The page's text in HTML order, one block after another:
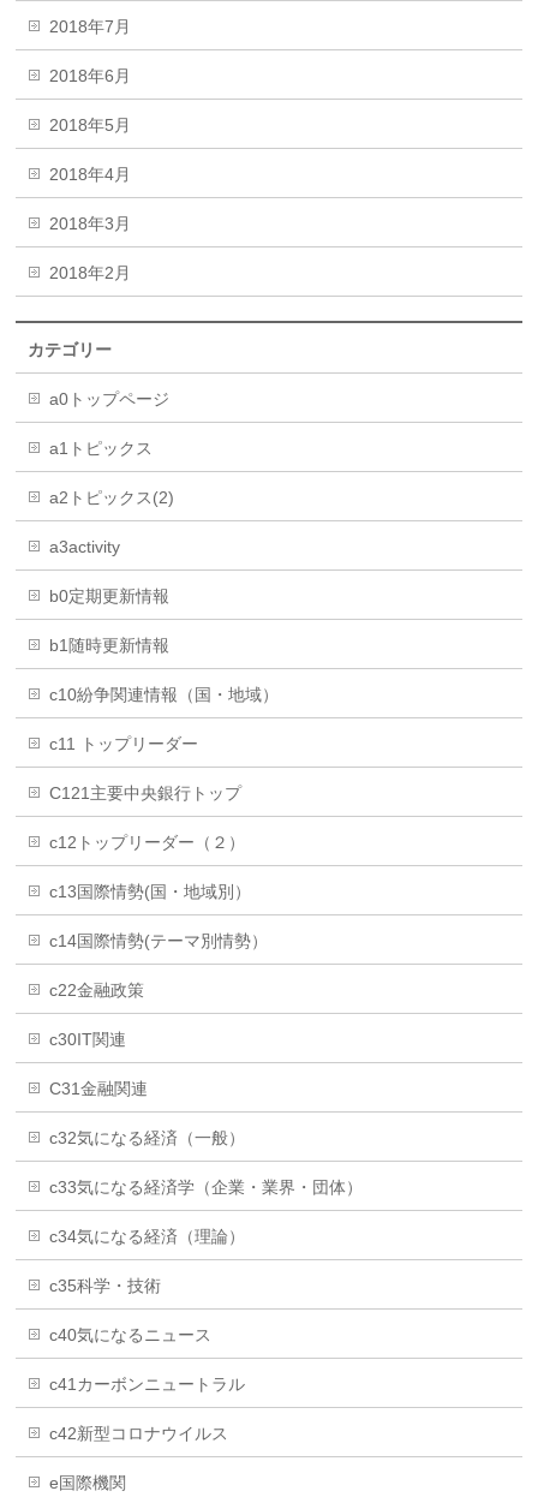
2018年7月
2018年6月
2018年5月
2018年4月
2018年3月
2018年2月
カテゴリー
a0トップページ
a1トピックス
a2トピックス(2)
a3activity
b0定期更新情報
b1随時更新情報
c10紛争関連情報（国・地域）
c11 トップリーダー
C121主要中央銀行トップ
c12トップリーダー（２）
c13国際情勢(国・地域別）
c14国際情勢(テーマ別情勢）
c22金融政策
c30IT関連
C31金融関連
c32気になる経済（一般）
c33気になる経済学（企業・業界・団体）
c34気になる経済（理論）
c35科学・技術
c40気になるニュース
c41カーボンニュートラル
c42新型コロナウイルス
e国際機関